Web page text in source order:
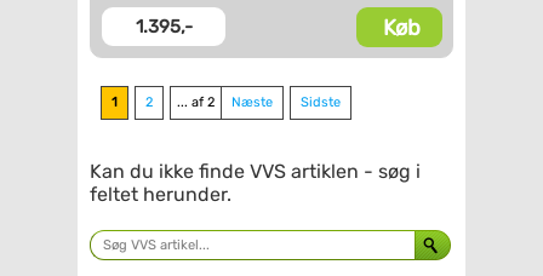
1.395,- Køb
1 2 ... af 2 Næste Sidste
Kan du ikke finde VVS artiklen - søg i
feltet herunder.